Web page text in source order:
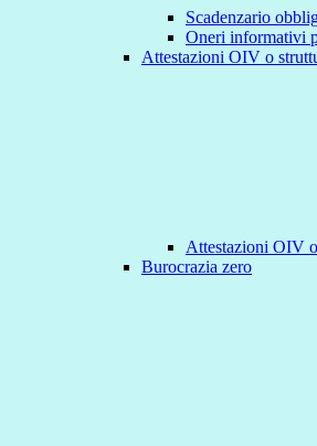
Scadenzario
Oneri informativi
Attestazioni OIV o
Attestazioni OIV
Burocrazia zero